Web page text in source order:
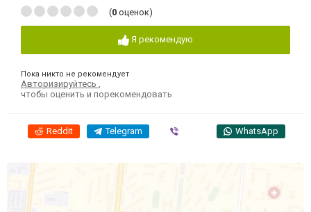
(0 оценок)
Я рекомендую
Пока никто не рекомендует
Авторизируйтесь
чтобы оценить и порекомендовать
Reddit Telegram WhatsApp